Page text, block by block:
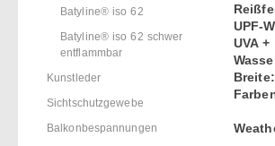
Batyline® iso 62
Batyline® iso 62 schwer
entflammbar
Kunstleder
Sichtschutzgewebe
Balkonbespannungen
UPF-
UVA
Breite: